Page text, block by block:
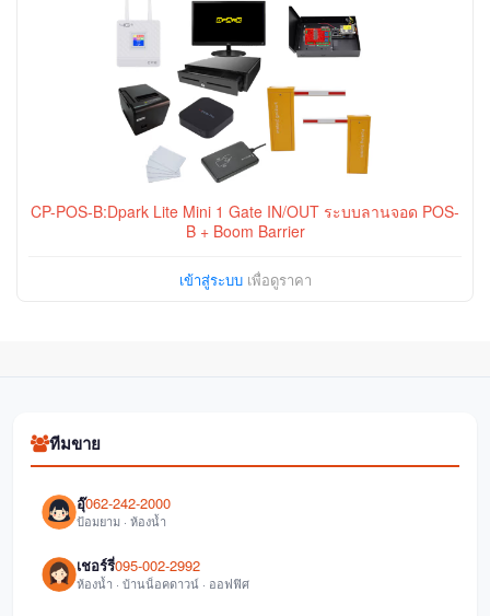
CP-POS-B:Dpark Lite Mini 1 Gate IN/OUT ระบบลานจอด POS-
B + Boom Barrier
เข้าสู่ระบบเพื่อดูราคา
ทีมขาย
อุ๊062-242-2000
ป้อมยาม · ห้องน้ำ
เชอร์รี่095-002-2992
ห้องน้ำ · บ้านน็อคดาวน์ · ออฟฟิศ